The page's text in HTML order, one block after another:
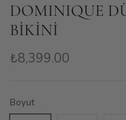
DOMINIQUE
BİKİNİ
₺8,399.00
Boyut